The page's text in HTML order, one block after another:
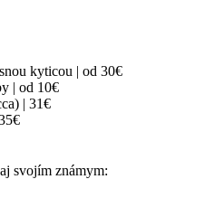
kyticou | od 30€
| od 10€
| 31€
svojím známym: